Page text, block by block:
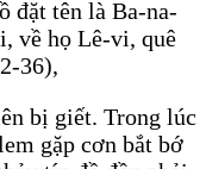
đặt tên là Ba-na-
về họ Lê-vi, quê
36),
bị giết. Trong lúc
gặp cơn bắt bớ